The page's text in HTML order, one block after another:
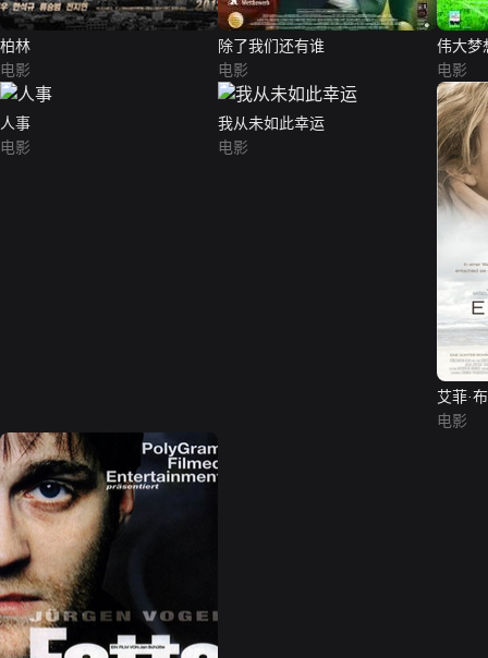
柏林
电影
除了我们还有谁
电影
伟大梦
电影
人事
电影
我从未如此幸运
电影
艾菲·
电影